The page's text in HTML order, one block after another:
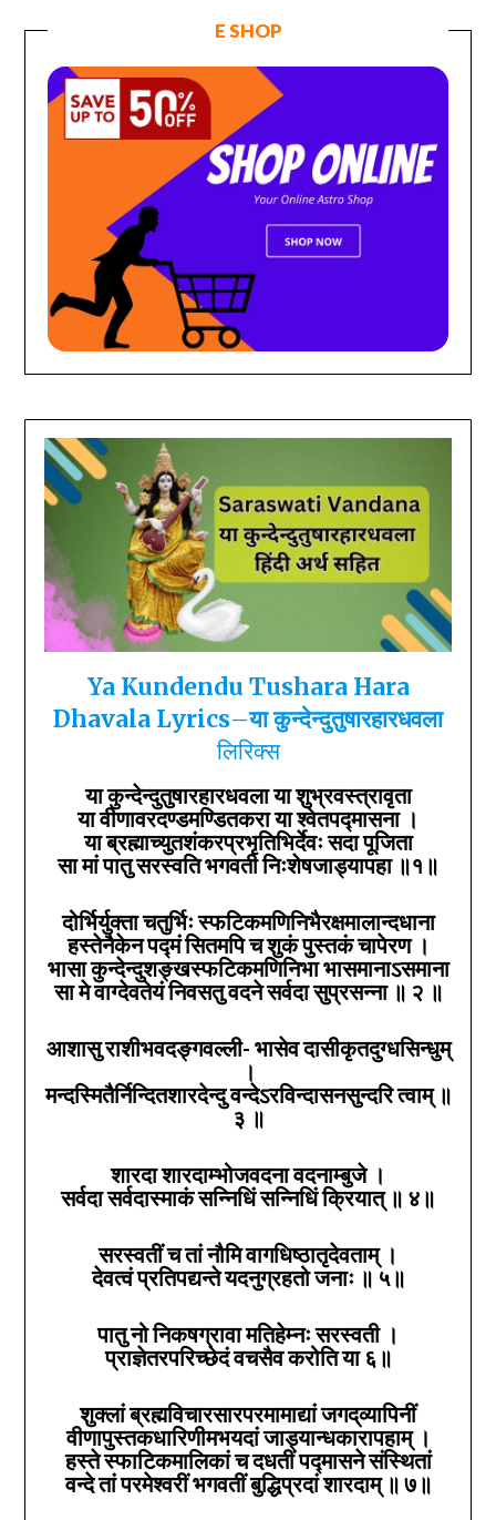
E SHOP
Ya Kundendu Tushara Hara
Dhavala Lyrics–या कुन्देन्दुतुषारहारधवला
लिरिक्स
या कुन्देन्दुतुषारहारधवला या शुभ्रवस्त्रावृता
या वीणावरदण्डमण्डितकरा या श्वेतपद्मासना ।
या ब्रह्माच्युतशंकरप्रभृतिभिर्देवः सदा पूजिता
सा मां पातु सरस्वति भगवती निःशेषजाड्यापहा ॥१॥
दोर्भिर्युक्ता चतुर्भिः स्फटिकमणिनिभैरक्षमालान्दधाना
हस्तेनैकेन पद्मं सितमपि च शुकं पुस्तकं चापेरण ।
भासा कुन्देन्दुशङ्खस्फटिकमणिनिभा भासमानाऽसमाना
सा मे वाग्देवतेयं निवसतु वदने सर्वदा सुप्रसन्ना ॥ २ ॥
आशासु राशीभवदङ्गवल्ली- भासेव दासीकृतदुग्धसिन्धुम्‌
।
मन्दस्मितैर्निन्दितशारदेन्दु वन्देऽरविन्दासनसुन्दरि त्वाम्‌ ॥
३ ॥
शारदा शारदाम्भोजवदना वदनाम्बुजे ।
सर्वदा सर्वदास्माकं सन्निधिं सन्निधिं क्रियात्‌ ॥ ४ ॥
सरस्वतीं च तां नौमि वागधिष्ठातृदेवताम्‌ ।
देवत्वं प्रतिपद्यन्ते यदनुग्रहतो जनाः ॥ ५॥
पातु नो निकषग्रावा मतिहेम्नः सरस्वती ।
प्राज्ञेतरपरिच्छेदं वचसैव करोति या ६ ॥
शुक्लां ब्रह्मविचारसारपरमामाद्यां जगद्‌व्यापिनीं
वीणापुस्तकधारिणीमभयदां जाड्यान्धकारापहाम्‌ ।
हस्ते स्फाटिकमालिकां च दधतीं पद्मासने संस्थितां
वन्दे तां परमेश्वरीं भगवतीं बुद्धिप्रदां शारदाम्‌ ॥ ७ ॥